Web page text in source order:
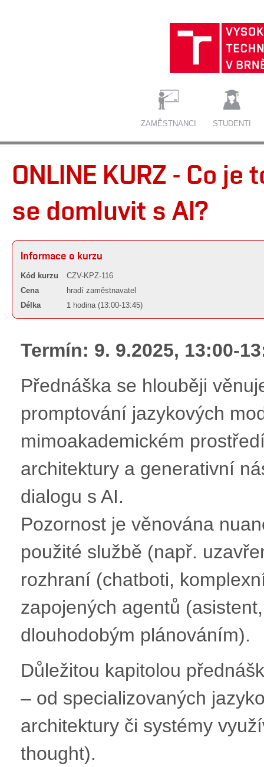
ZAMĚSTNANCI STUDENTI
ONLINE KURZ - Co
se domluvit s AI?
Informace o kurzu
Kód kurzu
CZV-KPZ-116
Cena
hradí zaměstnavatel
Délka
1 hodina (13:00-13:45)
Termín: 9. 9.2025, 13:00-
Přednáška se hlouběji
promptování jazykových
mimoakademickém
architektury a generativní
dialogu s AI.
Pozornost je věnována
použité službě (např.
rozhraní (chatboti,
zapojených agentů
dlouhodobým plánováním).
Důležitou kapitolou
– od specializovaných
architektury či systémy
thought).